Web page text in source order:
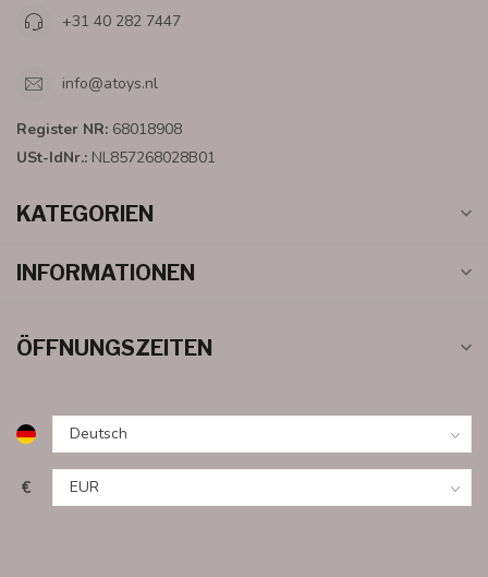
+31 40 282 7447
info@atoys.nl
Register NR: 68018908
USt-IdNr.: NL857268028B01
KATEGORIEN
INFORMATIONEN
ÖFFNUNGSZEITEN
€